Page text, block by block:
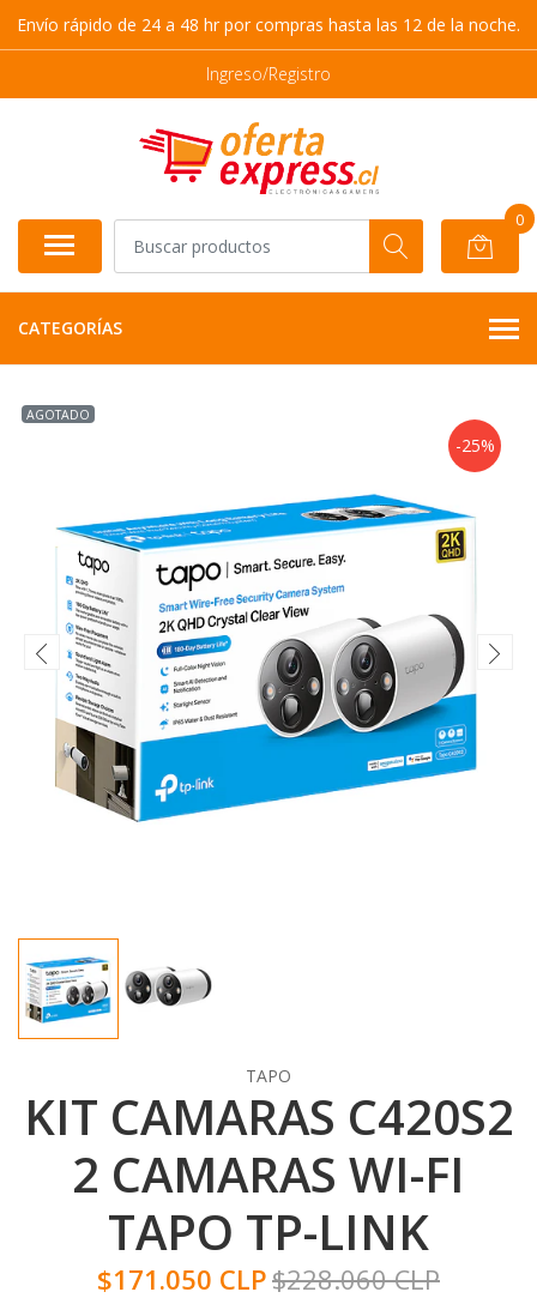
Envío rápido de 24 a 48 hr por compras hasta las 12 de la noche.
Ingreso/Registro
0
CATEGORÍAS
AGOTADO
-25%
TAPO
KIT CAMARAS C420S2
2 CAMARAS WI-FI
TAPO TP-LINK
$171.050 CLP$228.060 CLP